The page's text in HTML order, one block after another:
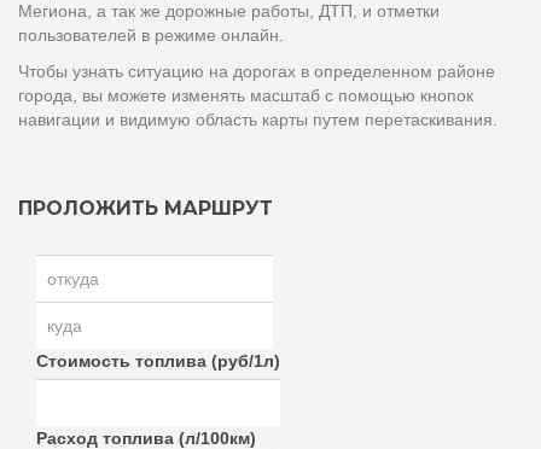
Мегиона, а так же дорожные работы, ДТП, и отметки
пользователей в режиме онлайн.
Чтобы узнать ситуацию на дорогах в определенном районе
города, вы можете изменять масштаб с помощью кнопок
навигации и видимую область карты путем перетаскивания.
ПРОЛОЖИТЬ МАРШРУТ
Стоимость топлива (руб/1л)
Расход топлива (л/100км)